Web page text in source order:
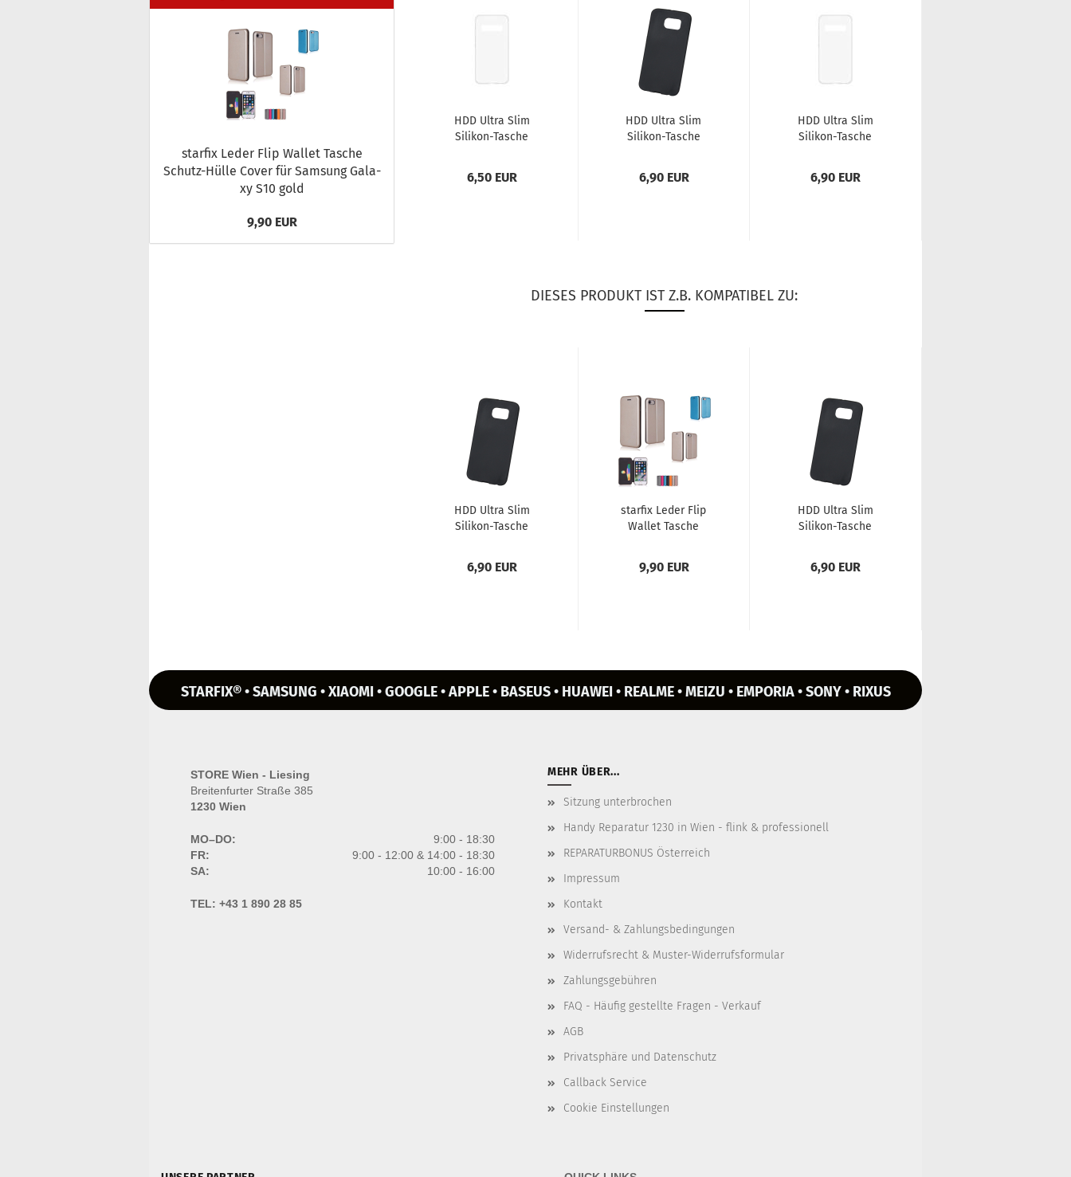
HDD Ultra Slim
Silikon-​​Ta­sche
6,50 EUR
HDD Ultra Slim
Silikon-​​Ta­sche
6,90 EUR
HDD Ultra Slim
Silikon-​​Ta­sche
6,90 EUR
DIESES PRODUKT IST Z.B. KOMPATIBEL ZU:
HDD Ultra Slim
Silikon-​​Ta­sche
6,90 EUR
star­fix Leder Flip
Wal­let Ta­sche
9,90 EUR
HDD Ultra Slim
Silikon-​​Ta­sche
6,90 EUR
star­fix Leder Flip Wal­let Ta­sche
Schutz-​Hülle Cover für Sam­sung Ga­la­
xy S10 gold
9,90 EUR
STARFIX® • SAMSUNG • XIAOMI • GOOGLE • APPLE • BASEUS • HUAWEI • REALME • MEIZU • EMPORIA • SONY • RIXUS
STORE Wien - Liesing
Breitenfurter Straße 385
1230 Wien
MO–DO:
9:00 - 18:30
FR:
9:00 - 12:00 & 14:00 - 18:30
SA:
10:00 - 16:00
TEL: +43 1 890 28 85
MEHR ÜBER...
Sitzung unterbrochen
Handy Reparatur 1230 in Wien - flink & professionell
REPARATURBONUS Österreich
Impressum
Kontakt
Versand- & Zahlungsbedingungen
Widerrufsrecht & Muster-Widerrufsformular
Zahlungsgebühren
FAQ - Häufig gestellte Fragen - Verkauf
AGB
Privatsphäre und Datenschutz
Callback Service
Cookie Einstellungen